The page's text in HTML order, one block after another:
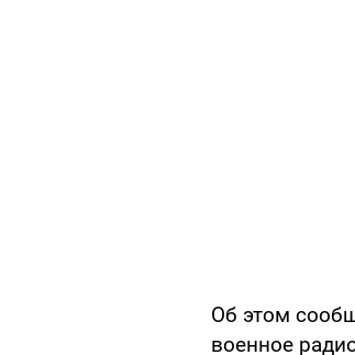
Об этом
военное